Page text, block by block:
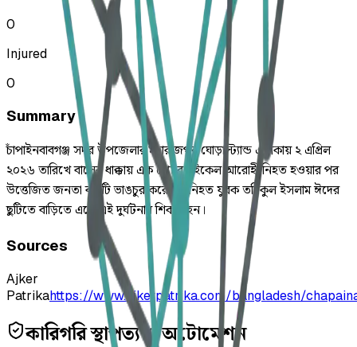
0
Injured
0
Summary
চাঁপাইনবাবগঞ্জ সদর উপজেলার মহারাজপুর ঘোড়াস্ট্যান্ড এলাকায় ২ এপ্রিল
২০২৬ তারিখে বাসের ধাক্কায় এক মোটরসাইকেল আরোহী নিহত হওয়ার পর
উত্তেজিত জনতা বাসটি ভাঙচুর করেছে। নিহত যুবক তরিকুল ইসলাম ঈদের
ছুটিতে বাড়িতে এসে এই দুর্ঘটনার শিকার হন।
Sources
Ajker
Patrikahttps://www.ajkerpatrika.com/bangladesh/
কারিগরি স্থাপত্য ও অটোমেশন